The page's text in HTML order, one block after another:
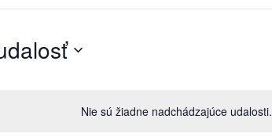
Nie sú žiadne nadchádzajúce udalosti.